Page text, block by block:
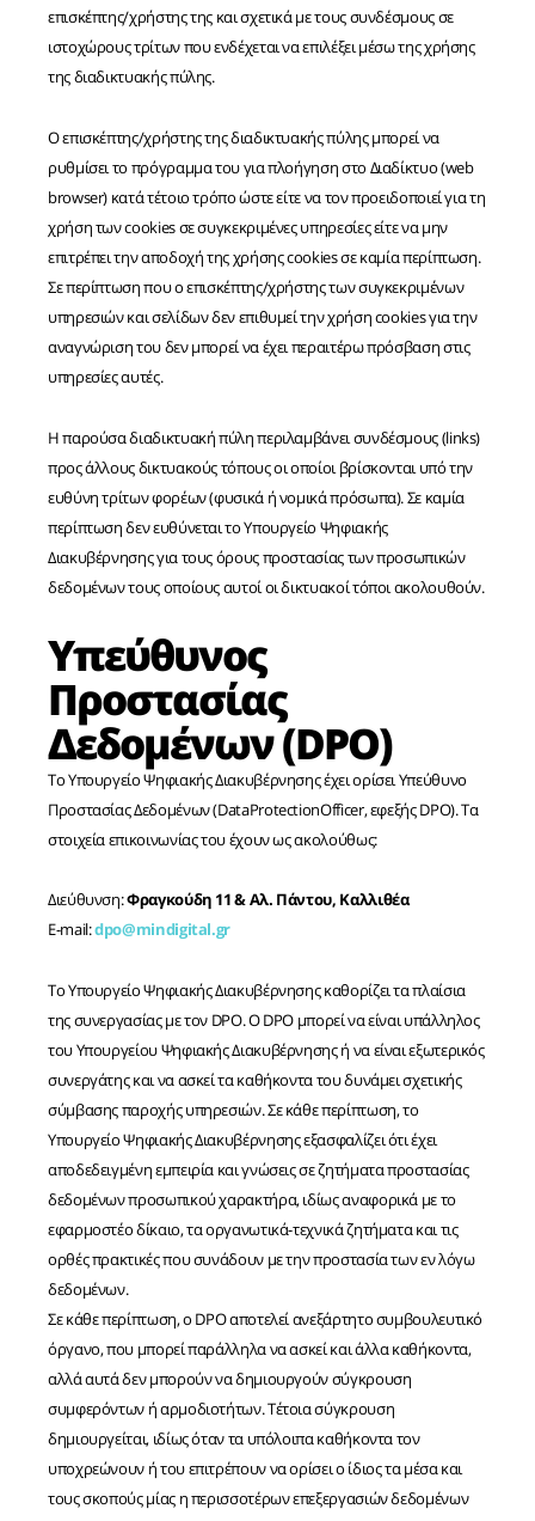
επισκέπτης/χρήστης της και σχετικά με τους συνδέσμους σε
ιστοχώρους τρίτων που ενδέχεται να επιλέξει μέσω της χρήσης
της διαδικτυακής πύλης.
Ο επισκέπτης/χρήστης της διαδικτυακής πύλης μπορεί να
ρυθμίσει το πρόγραμμα του για πλοήγηση στο Διαδίκτυο (web
browser) κατά τέτοιο τρόπο ώστε είτε να τον προειδοποιεί για τη
χρήση των cookies σε συγκεκριμένες υπηρεσίες είτε να μην
επιτρέπει την αποδοχή της χρήσης cookies σε καμία περίπτωση.
Σε περίπτωση που ο επισκέπτης/χρήστης των συγκεκριμένων
υπηρεσιών και σελίδων δεν επιθυμεί την χρήση cookies για την
αναγνώριση του δεν μπορεί να έχει περαιτέρω πρόσβαση στις
υπηρεσίες αυτές.
Η παρούσα διαδικτυακή πύλη περιλαμβάνει συνδέσμους (links)
προς άλλους δικτυακούς τόπους οι οποίοι βρίσκονται υπό την
ευθύνη τρίτων φορέων (φυσικά ή νομικά πρόσωπα). Σε καμία
περίπτωση δεν ευθύνεται το Υπουργείο Ψηφιακής
Διακυβέρνησης για τους όρους προστασίας των προσωπικών
δεδομένων τους οποίους αυτοί οι δικτυακοί τόποι ακολουθούν.
Υπεύθυνος
Προστασίας
Δεδομένων (DPO)
Το Υπουργείο Ψηφιακής Διακυβέρνησης έχει ορίσει Υπεύθυνο
Προστασίας Δεδομένων (DataProtectionΟfficer, εφεξής DPO). Τα
στοιχεία επικοινωνίας του έχουν ως ακολούθως:
Διεύθυνση:Φραγκούδη 11 & Αλ. Πάντου, Καλλιθέα
E-mail:dpo@mindigital.gr
Το Υπουργείο Ψηφιακής Διακυβέρνησης καθορίζει τα πλαίσια
της συνεργασίας με τον DPO. Ο DPO μπορεί να είναι υπάλληλος
του Υπουργείου Ψηφιακής Διακυβέρνησης ή να είναι εξωτερικός
συνεργάτης και να ασκεί τα καθήκοντα του δυνάμει σχετικής
σύμβασης παροχής υπηρεσιών. Σε κάθε περίπτωση, το
Υπουργείο Ψηφιακής Διακυβέρνησης εξασφαλίζει ότι έχει
αποδεδειγμένη εμπειρία και γνώσεις σε ζητήματα προστασίας
δεδομένων προσωπικού χαρακτήρα, ιδίως αναφορικά με το
εφαρμοστέο δίκαιο, τα οργανωτικά-τεχνικά ζητήματα και τις
ορθές πρακτικές που συνάδουν με την προστασία των εν λόγω
δεδομένων.
Σε κάθε περίπτωση, ο DPO αποτελεί ανεξάρτητο συμβουλευτικό
όργανο, που μπορεί παράλληλα να ασκεί και άλλα καθήκοντα,
αλλά αυτά δεν μπορούν να δημιουργούν σύγκρουση
συμφερόντων ή αρμοδιοτήτων. Τέτοια σύγκρουση
δημιουργείται, ιδίως όταν τα υπόλοιπα καθήκοντα τον
υποχρεώνουν ή του επιτρέπουν να ορίσει ο ίδιος τα μέσα και
τους σκοπούς μίας η περισσοτέρων επεξεργασιών δεδομένων